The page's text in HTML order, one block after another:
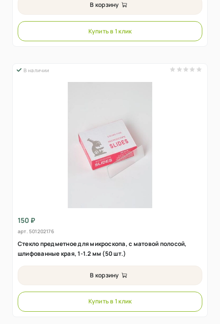
В корзину
Купить в 1 клик
В наличии
150 ₽
арт. 501202176
Стекло предметное для микроскопа, с матовой полосой,
шлифованные края, 1-1.2 мм (50 шт.)
В корзину
Купить в 1 клик